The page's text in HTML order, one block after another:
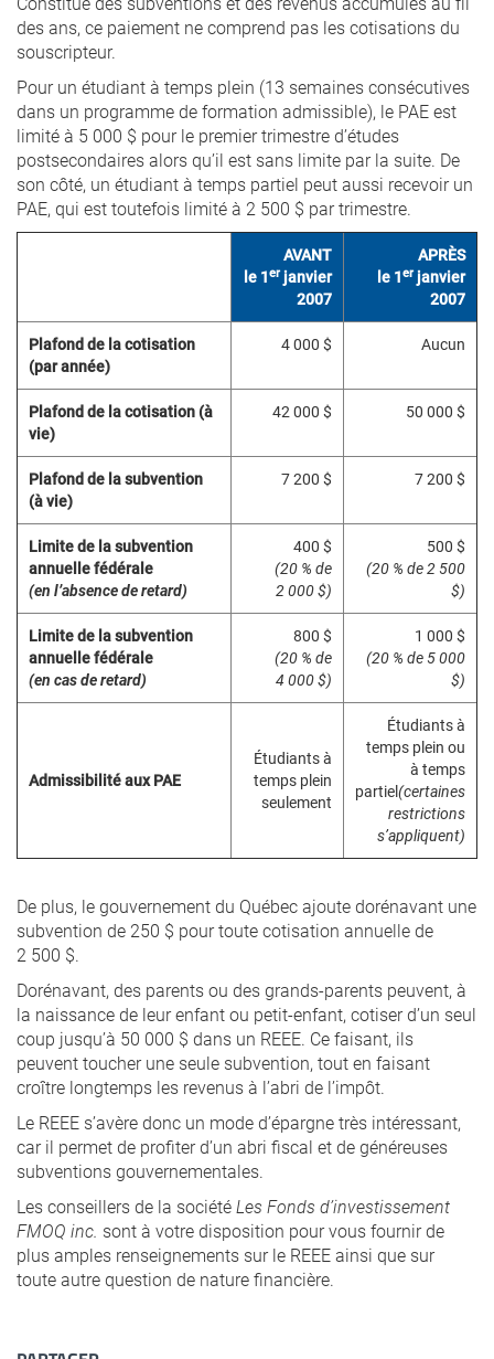
des ans, ce paiement ne comprend pas les cotisations du
souscripteur.
Pour un étudiant à temps plein (13 semaines consécutives
dans un programme de formation admissible), le PAE est
limité à 5 000 $ pour le premier trimestre d’études
postsecondaires alors qu’il est sans limite par la suite. De
son côté, un étudiant à temps partiel peut aussi recevoir un
PAE, qui est toutefois limité à 2 500 $ par trimestre.
AVANT
le 1erjanvier
2007
APRÈS
le 1erjanvier
2007
Plafond de la cotisation
(par année)
4 000 $ Aucun
Plafond de la cotisation (à
vie)
42 000 $ 50 000 $
Plafond de la subvention
(à vie)
7 200 $ 7 200 $
Limite de la subvention
annuelle fédérale
(en l’absence de retard)
400 $
(20 % de
2 000 $)
500 $
(20 % de 2 500
$)
Limite de la subvention
annuelle fédérale
(en cas de retard)
800 $
(20 % de
4 000 $)
1 000 $
(20 % de 5 000
$)
Admissibilité aux PAE
Étudiants à
temps plein
seulement
Étudiants à
temps plein ou
à temps
partiel(certaines
restrictions
s’appliquent)
De plus, le gouvernement du Québec ajoute dorénavant une
subvention de 250 $ pour toute cotisation annuelle de
2 500 $.
Dorénavant, des parents ou des grands-parents peuvent, à
la naissance de leur enfant ou petit-enfant, cotiser d’un seul
coup jusqu’à 50 000 $ dans un REEE. Ce faisant, ils
peuvent toucher une seule subvention, tout en faisant
croître longtemps les revenus à l’abri de l’impôt.
Le REEE s’avère donc un mode d’épargne très intéressant,
car il permet de profiter d’un abri fiscal et de généreuses
subventions gouvernementales.
Les conseillers de la sociétéLes Fonds d’investissement
FMOQ inc. sont à votre disposition pour vous fournir de
plus amples renseignements sur le REEE ainsi que sur
toute autre question de nature financière.